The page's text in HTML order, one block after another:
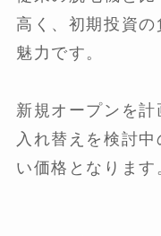
高く、初期投資
魅力です。
新規オープンを
入れ替えを検討
い価格となります